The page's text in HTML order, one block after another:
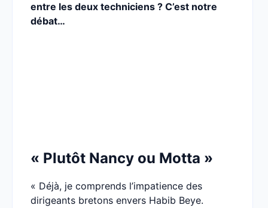
entre les deux techniciens ? C’est notre
débat…
« Plutôt Nancy ou Motta »
« Déjà, je comprends l’impatience des
dirigeants bretons envers Habib Beye.